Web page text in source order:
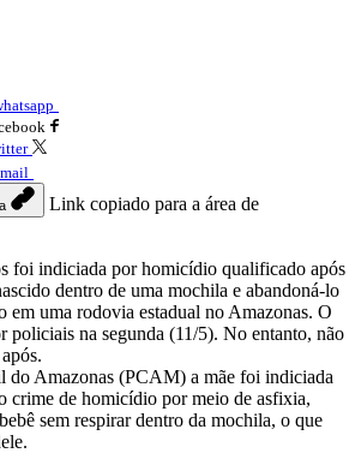
Link copiado para a área de
foi indiciada por homicídio qualificado após
dentro de uma mochila e abandoná-lo
em uma rodovia estadual no Amazonas. O
policiais na segunda (11/5). No entanto, não
do Amazonas (PCAM) a mãe foi indiciada
crime de homicídio por meio de asfixia,
sem respirar dentro da mochila, o que